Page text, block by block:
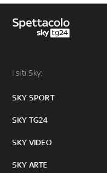
I siti Sky:
SKY SPORT
SKY TG24
SKY VIDEO
SKY ARTE